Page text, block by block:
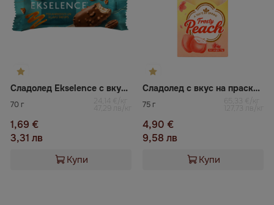
Сладолед Ekselence с вкус на пекан и кленов сироп
70 г 24,14 €/кг
47,29 лв/кг
1,69 €
3,31 лв
Купи
Сладолед с вкус на праскова „3D Peach Ice Bar“
75 г 65,33 €/кг
127,73 лв/кг
4,90 €
9,58 лв
Купи